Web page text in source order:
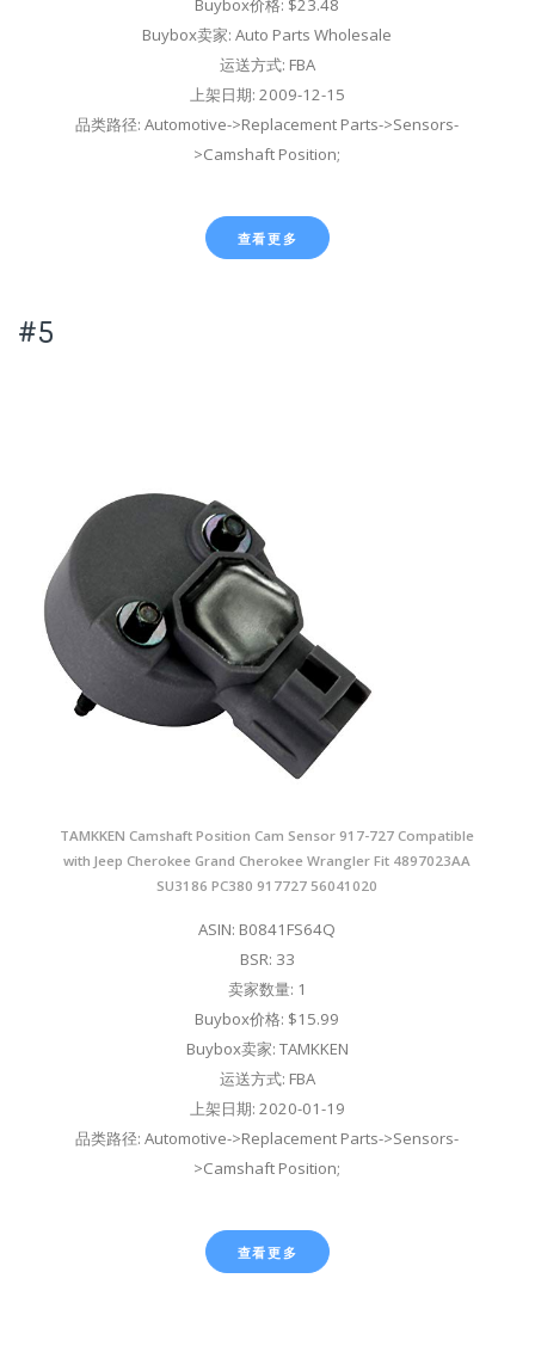
Buybox价格: $23.48
Buybox卖家: Auto Parts Wholesale
运送方式: FBA
上架日期: 2009-12-15
品类路径: Automotive->Replacement Parts->Sensors-
>Camshaft Position;
查看更多
#5
TAMKKEN Camshaft Position Cam Sensor 917-727 Compatible
with Jeep Cherokee Grand Cherokee Wrangler Fit 4897023AA
SU3186 PC380 917727 56041020
ASIN: B0841FS64Q
BSR: 33
卖家数量: 1
Buybox价格: $15.99
Buybox卖家: TAMKKEN
运送方式: FBA
上架日期: 2020-01-19
品类路径: Automotive->Replacement Parts->Sensors-
>Camshaft Position;
查看更多